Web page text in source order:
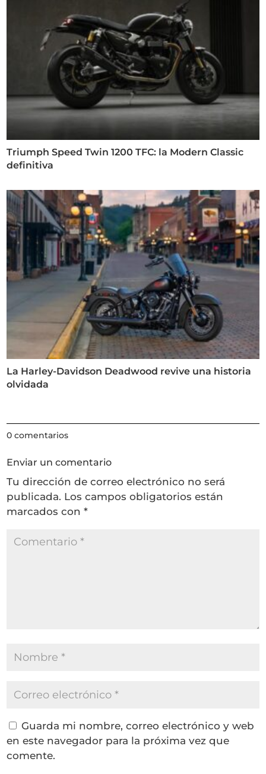
Triumph Speed Twin 1200 TFC: la Modern Classic
definitiva
La Harley-Davidson Deadwood revive una historia
olvidada
0 comentarios
Enviar un comentario
Tu dirección de correo electrónico no será
publicada. Los campos obligatorios están
marcados con*
Guarda mi nombre, correo electrónico y web
en este navegador para la próxima vez que
comente.